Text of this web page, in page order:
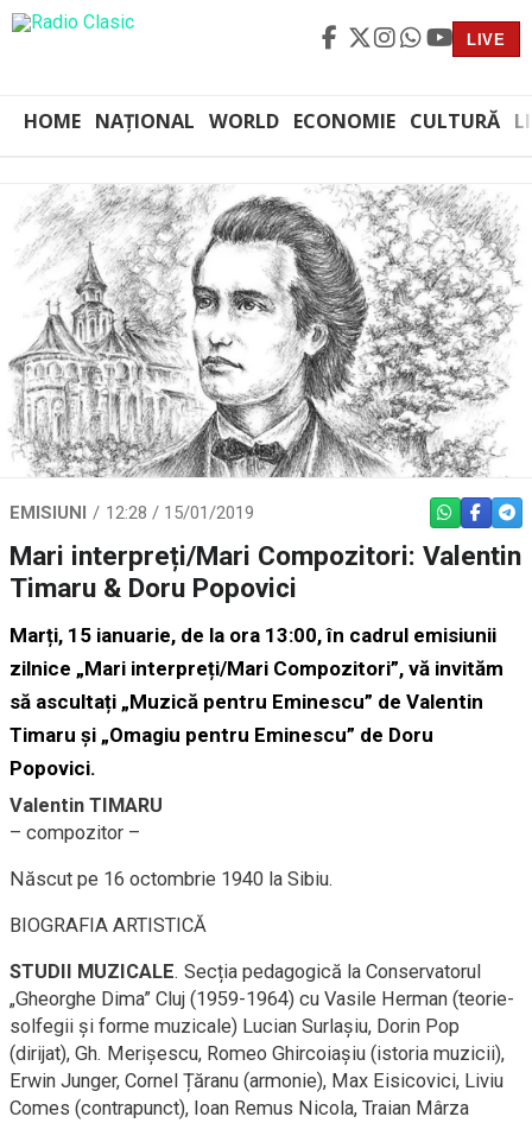
LIVE
HOME NAȚIONAL WORLD ECONOMIE CULTURĂ
EMISIUNI 12:28 / 15/01/2019 WHATSAPP
Mari interpreți/Mari Compozitori: Valentin
Timaru & Doru Popovici
Marți, 15 ianuarie, de la ora 13:00, în cadrul emisiunii
zilnice „Mari interpreți/Mari Compozitori”, vă invităm
să ascultați „Muzică pentru Eminescu” de Valentin
Timaru și „Omagiu pentru Eminescu” de Doru
Popovici.
Valentin TIMARU
– compozitor –
Născut pe 16 octombrie 1940 la Sibiu.
BIOGRAFIA ARTISTICĂ
STUDII MUZICALE. Secția pedagogică la Conservatorul
„Gheorghe Dima” Cluj (1959-1964) cu Vasile Herman (teorie-
solfegii și forme muzicale) Lucian Surlașiu, Dorin Pop
(dirijat), Gh. Merișescu, Romeo Ghircoiașiu (istoria muzicii),
Erwin Junger, Cornel Țăranu (armonie), Max Eisicovici, Liviu
Comes (contrapunct), Ioan Remus Nicola, Traian Mârza